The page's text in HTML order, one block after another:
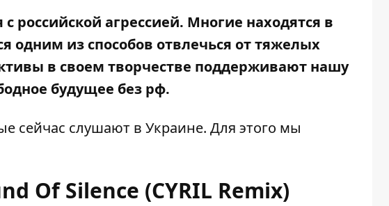
российской агрессией. Многие находятся в
одним из способов отвлечься от тяжелых
в своем творчестве поддерживают нашу
будущее без рф.
сейчас слушают в Украине. Для этого мы
Of Silence (CYRIL Remix)